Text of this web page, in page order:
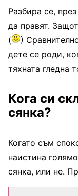
Разбира се,
да правят.
(
)
дете се роди,
тяхната гледна
Кога си
сянка?
Когато съм
наистина
сянка, или не.